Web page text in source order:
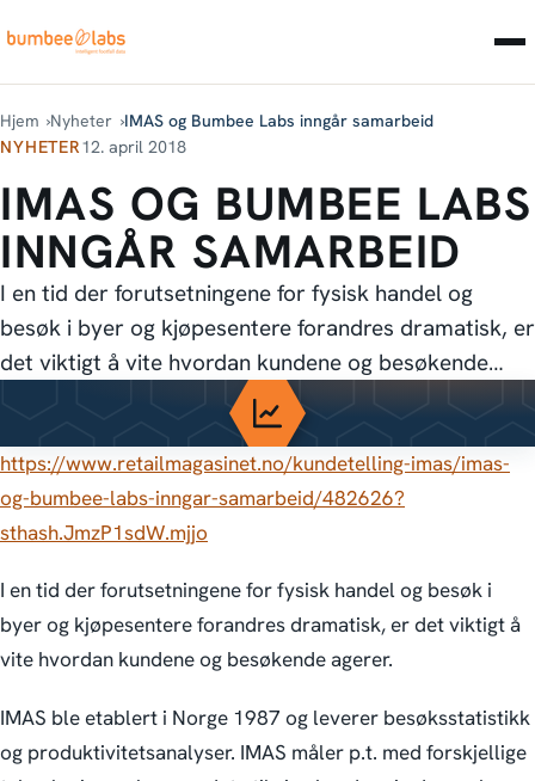
Hjem Nyheter IMAS og Bumbee Labs inngår samarbeid
NYHETER12. april 2018
IMAS OG BUMBEE LABS
INNGÅR SAMARBEID
I en tid der forutsetningene for fysisk handel og
besøk i byer og kjøpesentere forandres dramatisk, er
det viktigt å vite hvordan kundene og besøkende…
https://www.retailmagasinet.no/kundetelling-imas/imas-
og-bumbee-labs-inngar-samarbeid/482626?
sthash.JmzP1sdW.mjjo
I en tid der forutsetningene for fysisk handel og besøk i
byer og kjøpesentere forandres dramatisk, er det viktigt å
vite hvordan kundene og besøkende agerer.
IMAS ble etablert i Norge 1987 og leverer besøksstatistikk
og produktivitetsanalyser. IMAS måler p.t. med forskjellige